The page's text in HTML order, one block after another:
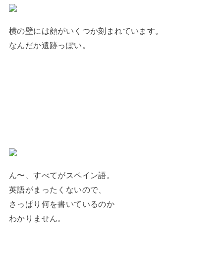
横の壁には顔がいくつか刻まれています。
なんだか遺跡っぽい。
ん〜、すべてがスペイン語。
英語がまったくないので、
さっぱり何を書いているのか
わかりません。